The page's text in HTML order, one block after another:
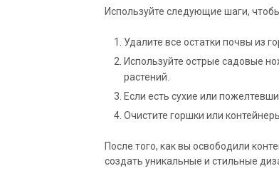
Используйте следующие шаги,
Удалите все остатки почвы из
Используйте острые садовые
растений.
Если есть сухие или
Очистите горшки или
После того, как вы освободили
создать уникальные и стильные